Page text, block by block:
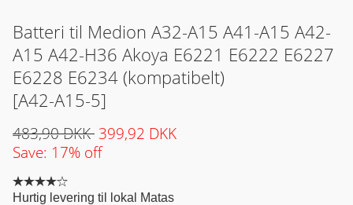
Batteri til Medion A32-A15 A41-A15 A42-
A15 A42-H36 Akoya E6221 E6222 E6227
E6228 E6234 (kompatibelt)
[A42-A15-5]
483,90 DKK 399,92 DKK
Save: 17% off
Hurtig levering til lokal Matas